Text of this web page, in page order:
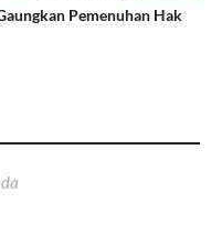
Pemenuhan Hak